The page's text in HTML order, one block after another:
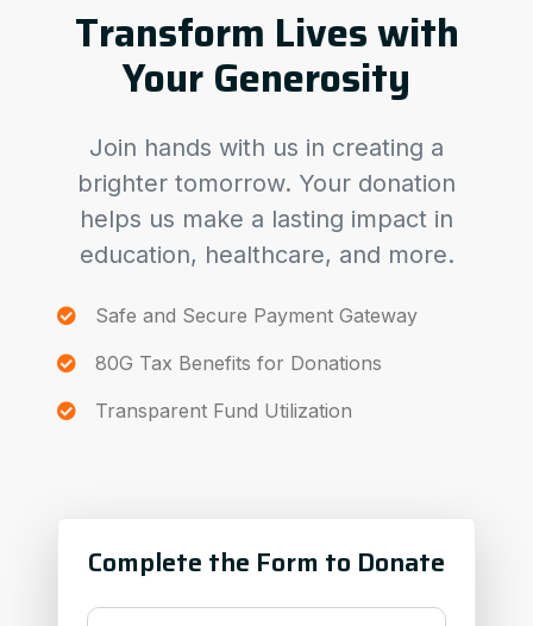
Transform Lives with
Your Generosity
Join hands with us in creating a
brighter tomorrow. Your donation
helps us make a lasting impact in
education, healthcare, and more.
Safe and Secure Payment Gateway
80G Tax Benefits for Donations
Transparent Fund Utilization
Complete the Form to Donate